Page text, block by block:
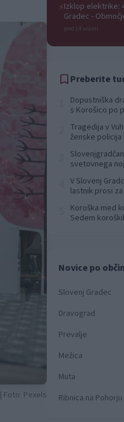
Foto: Pexels
⚡Izklop elektrike:
Gradec -
pred 14 urami
Preberite
Dopustniška
s Korošico po
Tragedija v
ženske policija
svetovnega
V Slovenj
lastnik prosi
Koroška med
Sedem
Novice po
Slovenj Gradec
Dravograd
Prevalje
Mežica
Muta
Ribnica na Pohorju